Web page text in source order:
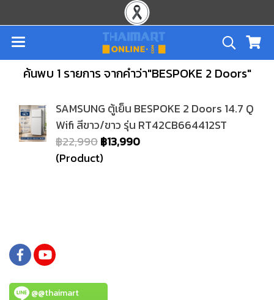
ค้นพบ 1 รายการ จากคำว่า"BESPOKE 2 Doors"
SAMSUNG ตู้เย็น BESPOKE 2 Doors 14.7 Q
Wifi สีขาว/ขาว รุ่น RT42CB664412ST
฿22,990฿13,990
(Product)
@@thaimart